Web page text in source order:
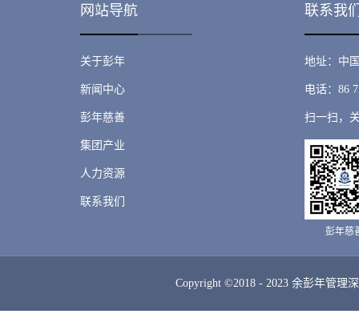
网站导航 联系我
关于彭年
新闻中心
彭年慈善
集团产业
人力资源
联系我们
地址：中
电话：86
扫一扫，
彭年慈
Copyright ©2018 - 2023 余彭年管理